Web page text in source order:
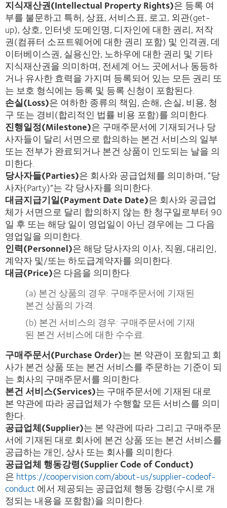
지식재산권(Intellectual Property Rights)은 등록 여
부를 불문하고 특허, 상표, 서비스표, 로고, 외관(get-
up), 상호, 인터넷 도메인명, 디자인에 대한 권리, 저작
권(컴퓨터 소프트웨어에 대한 권리 포함) 및 인격권, 데
이터베이스권, 실용신안, 노하우에 대한 권리 및 기타
지식재산권을 의미하며, 전세계 어느 곳에서나 동등하
거나 유사한 효력을 가지며 등록되어 있는 모든 권리 또
는 보호 형식에는 등록 및 등록 신청이 포함된다.
손실(Loss)은 여하한 종류의 책임, 손해, 손실, 비용, 청
구 또는 경비(합리적인 법률 비용 포함)를 의미한다.
진행일정(Milestone)은 구매주문서에 기재되거나 당
사자들이 달리 서면으로 합의하는 본건 서비스의 일부
또는 전부가 완료되거나 본건 상품이 인도되는 날을 의
미한다.
당사자들(Parties)은 회사와 공급업체를 의미하며, “당
사자(Party)”는 각 당사자를 의미한다.
대금지급기일(Payment Date Date)은 회사와 공급업
체가 서면으로 달리 합의하지 않는 한 청구일로부터 90
일 후 또는 해당 일이 영업일이 아닌 경우에는 그 다음
영업일을 의미한다.
인력(Personnel)은 해당 당사자의 이사, 직원, 대리인,
계약자 및/또는 하도급계약자를 의미한다.
대금(Price)은 다음을 의미한다.
(a) 본건 상품의 경우: 구매주문서에 기재된
본건 상품의 가격.
(b) 본건 서비스의 경우: 구매주문서에 기재
된 본건 서비스에 대한 수수료.
구매주문서(Purchase Order)는 본 약관이 포함되고 회
사가 본건 상품 또는 본건 서비스를 주문하는 기준이 되
는 회사의 구매주문서를 의미한다.
본건 서비스(Services)는 구매주문서에 기재된 대로
본 약관에 따라 공급업체가 수행할 모든 서비스를 의미
한다.
공급업체(Supplier)는 본 약관에 따라 그리고 구매주문
서에 기재된 대로 회사에 본건 상품 또는 본건 서비스를
공급하는 개인, 상사 또는 회사를 의미한다.
공급업체 행동강령(Supplier Code of Conduct)
은 https://coopervision.com/about-us/supplier-codeof-
conduct 에서 제공되는 공급업체 행동 강령(수시로 개
정되는 내용을 포함함)을 의미한다.